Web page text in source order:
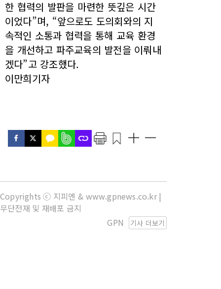
한 협력의 발판을 마련한 뜻깊은 시간
이었다”며, “앞으로도 도의회와의 지
속적인 소통과 협력을 통해 교육 환경
을 개선하고 파주교육의 발전을 이뤄내
겠다”고 강조했다.
이만희기자
Copyrights ⓒ 지피엔 & www.gpnews.co.kr |
무단전재 및 재배포 금지
기사 더보기
GPN